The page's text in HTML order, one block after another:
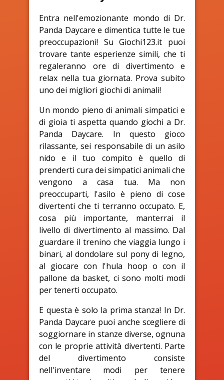
Entra nell'emozionante mondo di Dr.
Panda Daycare e dimentica tutte le tue
preoccupazioni! Su Giochi123.it puoi
trovare tante esperienze simili, che ti
regaleranno ore di divertimento e
relax nella tua giornata. Prova subito
uno dei migliori giochi di animali!
Un mondo pieno di animali simpatici e
di gioia ti aspetta quando giochi a Dr.
Panda Daycare. In questo gioco
rilassante, sei responsabile di un asilo
nido e il tuo compito è quello di
prenderti cura dei simpatici animali che
vengono a casa tua. Ma non
preoccuparti, l'asilo è pieno di cose
divertenti che ti terranno occupato. E,
cosa più importante, manterrai il
livello di divertimento al massimo. Dal
guardare il trenino che viaggia lungo i
binari, al dondolare sul pony di legno,
al giocare con l'hula hoop o con il
pallone da basket, ci sono molti modi
per tenerti occupato.
E questa è solo la prima stanza! In Dr.
Panda Daycare puoi anche scegliere di
soggiornare in stanze diverse, ognuna
con le proprie attività divertenti. Parte
del divertimento consiste
nell'inventare modi per tenere